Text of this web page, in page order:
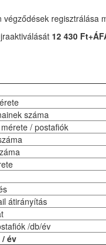
végződések regisztrálása
12 430
száma
/ postafiók
átirányítás
/db/év
/ év